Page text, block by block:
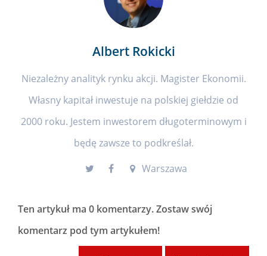
Albert Rokicki
Niezależny analityk rynku akcji. Magister Ekonomii.
Własny kapitał inwestuje na polskiej giełdzie od
2000 roku. Jestem inwestorem długoterminowym i
będę zawsze to podkreślał.
Warszawa
Ten artykuł ma 0 komentarzy. Zostaw swój
komentarz pod tym artykułem!